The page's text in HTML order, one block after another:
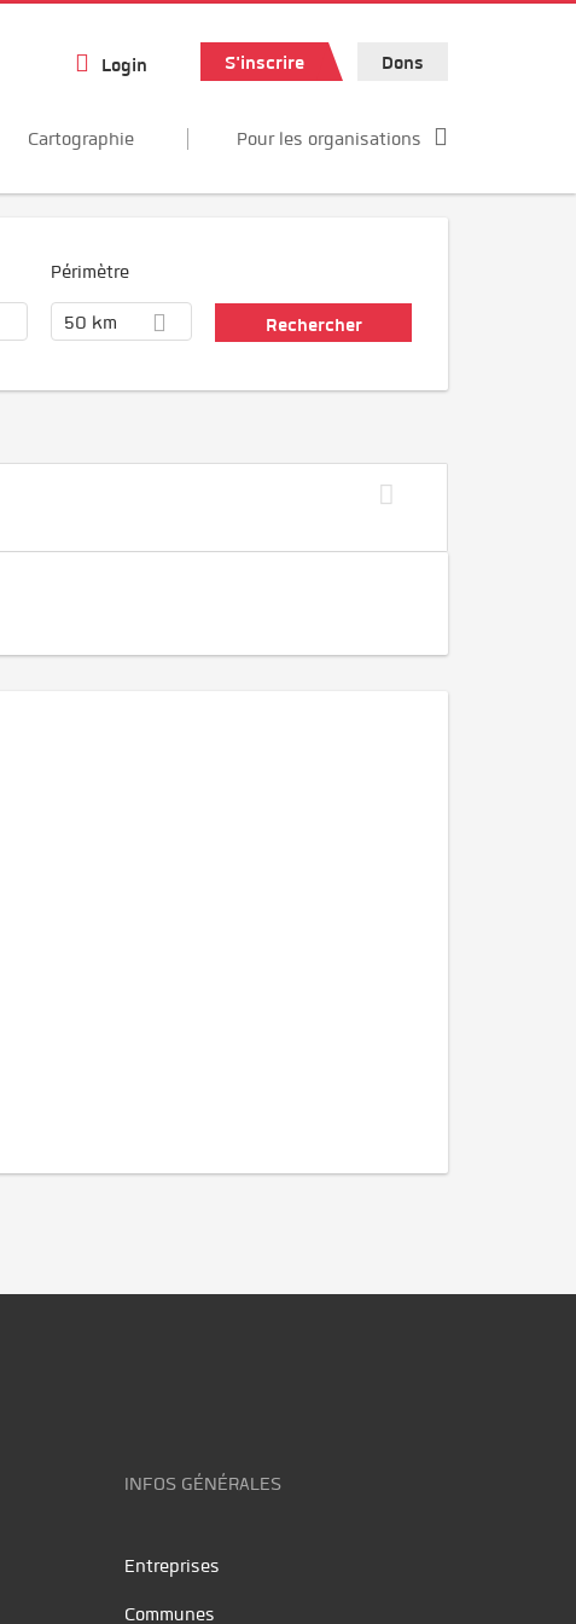
Login S'inscrire Dons
Cartographie Pour les organisations
Périmètre
50 km
INFOS GÉNÉRALES
Entreprises
Communes